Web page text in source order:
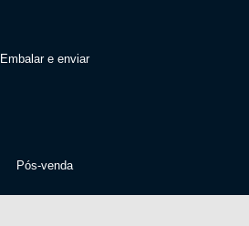
Embalar e enviar
Pós-venda